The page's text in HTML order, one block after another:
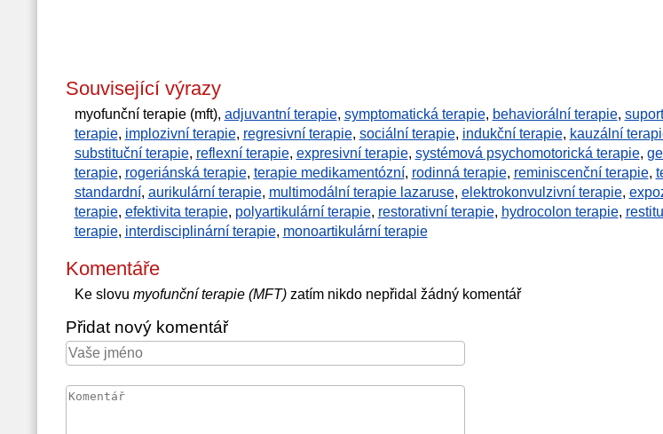
Související výrazy
myofunční terapie (mft), adjuvantní terapie, symptomatická terapie, behaviorální terapie,
terapie, implozivní terapie, regresivní terapie, sociální terapie, indukční terapie, kauzální
substituční terapie, reflexní terapie, expresivní terapie, systémová psychomotorická terapie,
terapie, rogeriánská terapie, terapie medikamentózní, rodinná terapie, reminiscenční terapie,
standardní, aurikulární terapie, multimodální terapie lazaruse, elektrokonvulzivní terapie,
terapie, efektivita terapie, polyartikulární terapie, restorativní terapie, hydrocolon terapie,
terapie, interdisciplinární terapie, monoartikulární terapie
Komentáře
Ke slovu myofunční terapie (MFT)zatím nikdo nepřidal žádný komentář
Přidat nový komentář